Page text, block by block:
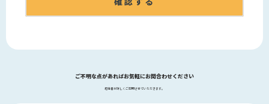
ご不明な点があればお気軽にお問合わせください
担当者が詳しくご説明させていただきます。